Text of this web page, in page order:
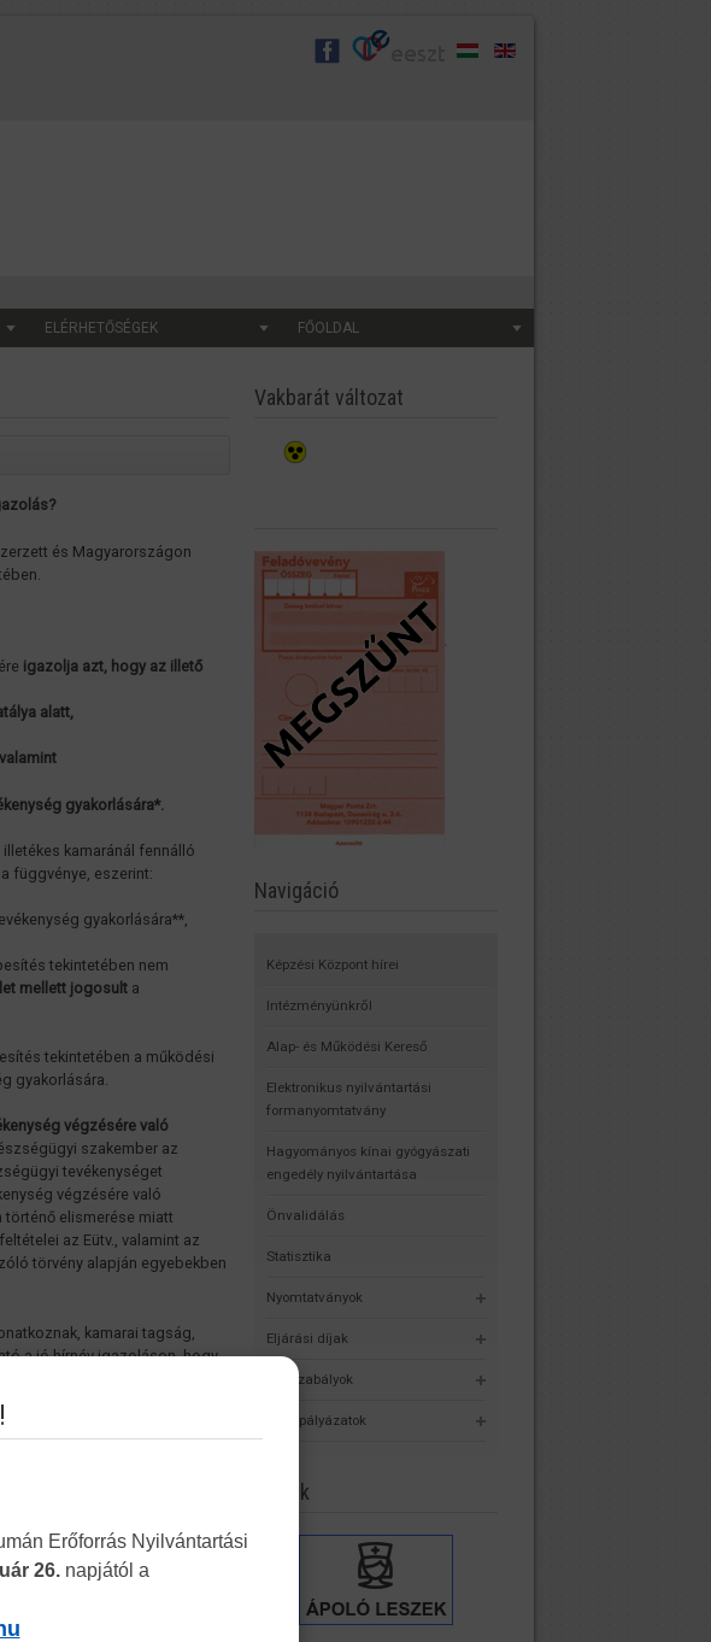
ELÉRHETŐSÉGEK FŐOLDAL
és Magyarországon
igazolja azt, hogy az illető
alatt,
gyakorlására*.
kamaránál fennálló
függvénye, eszerint:
gyakorlására**,
tekintetében nem
mellett jogosult a
tekintetében a működési
gyakorlására.
végzésére való
szakember az
tevékenységet
végzésére való
elismerése miatt
az Eütv., valamint az
törvény alapján egyebekben
kamarai tagság,
a jó hírnév igazoláson, hogy
arról, hogy külföldi (nem
tevékenységet
egészségügyi dolgozók
jogosultság, amennyiben
is
Vakbarát változat
Navigáció
Képzési Központ hírei
Intézményünkről
Alap- és Működési Kereső
Elektronikus nyilvántartási
formanyomtatvány
Hagyományos kínai gyógyászati
engedély nyilvántartása
Önvalidálás
Statisztika
Nyomtatványok
Eljárási díjak
Jogszabályok
Álláspályázatok
Linkek
Erőforrás Nyilvántartási
26.napjától a